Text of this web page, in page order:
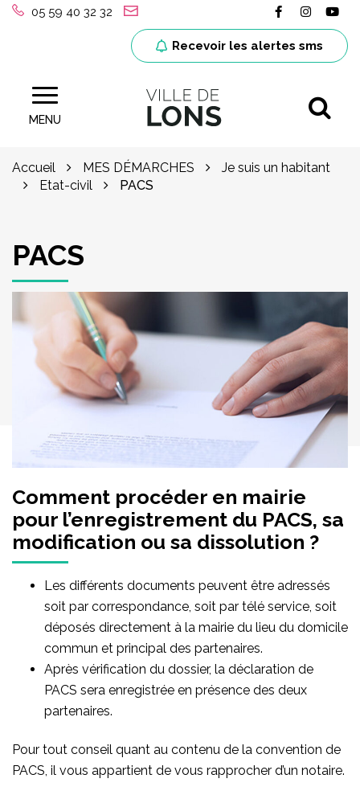
Gestion des traceurs
05 59 40 32 32 Lien vers le
Lien
Recevoir les alertes sms
MENU Site officiel de la ville de Lons (64)
Accueil MES DÉMARCHES
Je suis un habitant
Etat-civil
PACS
PACS
Comment procéder en mairie
pour l’enregistrement du PACS, sa
modification ou sa dissolution ?
Les différents documents peuvent être adressés
soit par correspondance, soit par télé service, soit
déposés directement à la mairie du lieu du domicile
commun et principal des partenaires.
Après vérification du dossier, la déclaration de
PACS sera enregistrée en présence des deux
partenaires.
Pour tout conseil quant au contenu de la convention de
PACS, il vous appartient de vous rapprocher d’un notaire.